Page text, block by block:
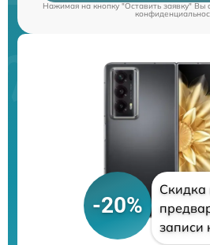
Нажимая на кнопку "Оставить заявку" Вы
-20%
Скидка
записи